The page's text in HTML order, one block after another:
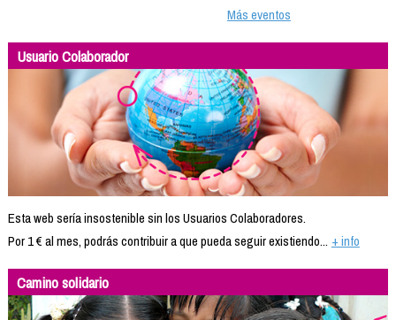
Más eventos
Usuario Colaborador
Esta web sería insostenible sin los Usuarios Colaboradores.
Por 1 € al mes, podrás contribuir a que pueda seguir existiendo... + info
Camino solidario